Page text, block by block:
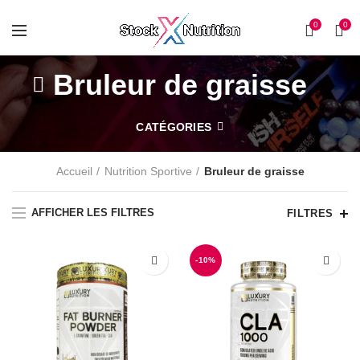
0 0
Bruleur de graisse
CATÉGORIES
Accueil Nutrition Sportive Bruleur de graisse
AFFICHER LES FILTRES FILTRES
-10%